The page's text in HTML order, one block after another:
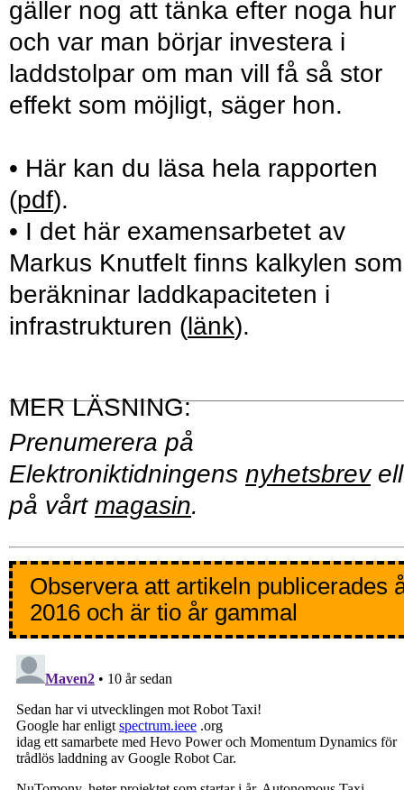
gäller nog att tänka efter noga hur
och var man börjar investera i
laddstolpar om man vill få så stor
effekt som möjligt, säger hon.
• Här kan du läsa hela rapporten
(pdf).
• I det här examensarbetet av
Markus Knutfelt finns kalkylen som
beräkninar laddkapaciteten i
infrastrukturen (länk).
Prenumerera på
Elektroniktidningens nyhetsbrev
på vårt magasin.
Observera att artikeln publicerades
2016 och är tio år gammal